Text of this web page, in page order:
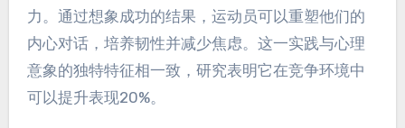
力。通过想象成功的结果，运动员可以重塑他们的
内心对话，培养韧性并减少焦虑。这一实践与心理
意象的独特特征相一致，研究表明它在竞争环境中
可以提升表现20%。